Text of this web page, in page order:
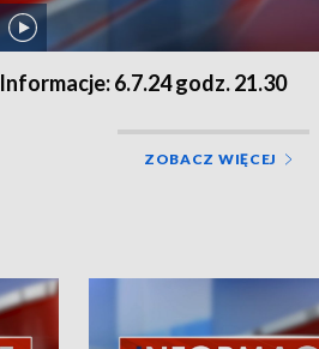
Informacje: 6.7.24 godz. 21.30
ZOBACZ WIĘCEJ